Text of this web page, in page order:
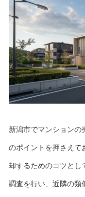
新潟市でマンションの
のポイントを押さえて
却するためのコツとし
調査を行い、近隣の類